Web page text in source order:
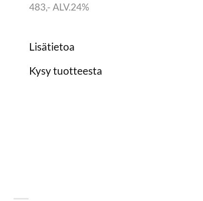
483,- ALV.24%
Lisätietoa
Kysy tuotteesta